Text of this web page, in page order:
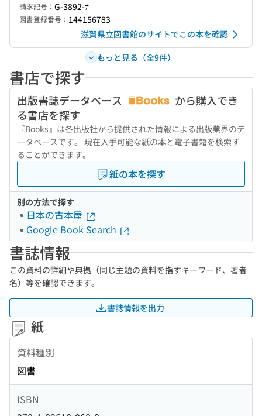
請求記号： G-3892-ﾅ
図書登録番号： 144156783
滋賀県立図書館のサイトでこの本を確認
もっと見る（全9件）
書店で探す
出版書誌データベース
から購入でき
る書店を探す
『Books』は各出版社から提供された情報による出版業界のデ
ータベースです。 現在入手可能な紙の本と電子書籍を検索す
ることができます。
紙の本を探す
別の方法で探す
日本の古本屋
Google Book Search
書誌情報
この資料の詳細や典拠（同じ主題の資料を指すキーワード、著者
名）等を確認できます。
書誌情報を出力
紙
資料種別
図書
ISBN